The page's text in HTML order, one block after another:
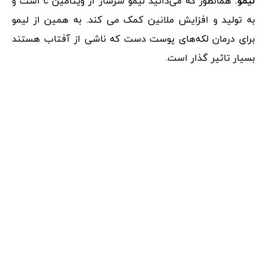
به تولید و افزایش ملانین کمک می کند. به همین از لیمو
برای درمان لکه‌های پوست دست که ناشی از آفتاب هستند
بسیار تاثیر گذار است.